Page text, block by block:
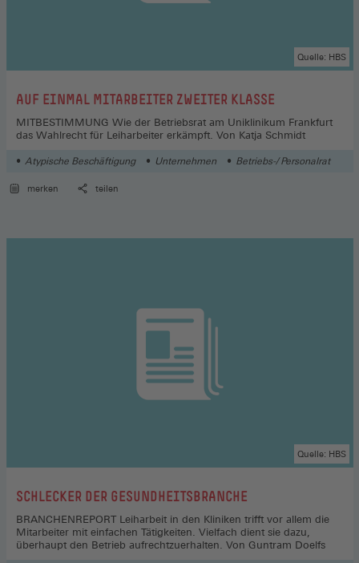
:AUF EINMAL MITARBEITER ZWEITER KLASSE
Quelle: HBS
MITBESTIMMUNG Wie der Betriebsrat am Uniklinikum Frankfurt
das Wahlrecht für Leiharbeiter erkämpft. Von Katja Schmidt
Atypische Beschäftigung Unternehmen Betriebs-/ Personalrat
merken teilen
:SCHLECKER DER GESUNDHEITSBRANCHE
Quelle: HBS
BRANCHENREPORT Leiharbeit in den Kliniken trifft vor allem die
Mitarbeiter mit einfachen Tätigkeiten. Vielfach dient sie dazu,
überhaupt den Betrieb aufrechtzuerhalten. Von Guntram Doelfs